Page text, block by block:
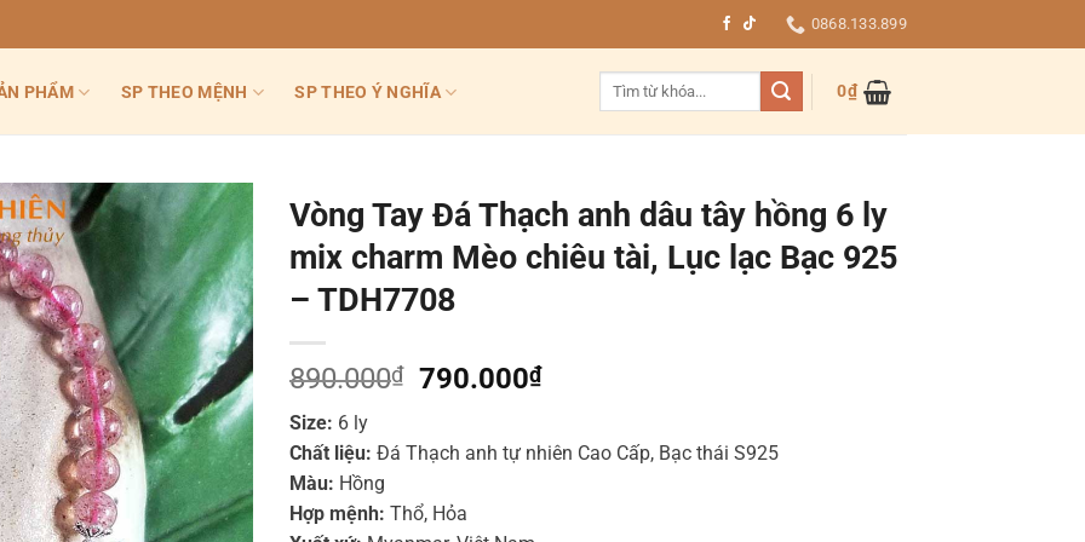
0868.133.899
PHẨM SP THEO MỆNH SP THEO Ý NGHĨA 0₫
Vòng Tay Đá Thạch anh dâu tây hồng 6 ly
mix charm Mèo chiêu tài, Lục lạc Bạc 925
– TDH7708
890.000₫
Giá
890.000₫.
790.000₫Giá
tại
là:
Size: 6 ly
Chất liệu: Đá Thạch anh tự nhiên Cao Cấp, Bạc thái S925
Màu: Hồng
Hợp mệnh: Thổ, Hỏa